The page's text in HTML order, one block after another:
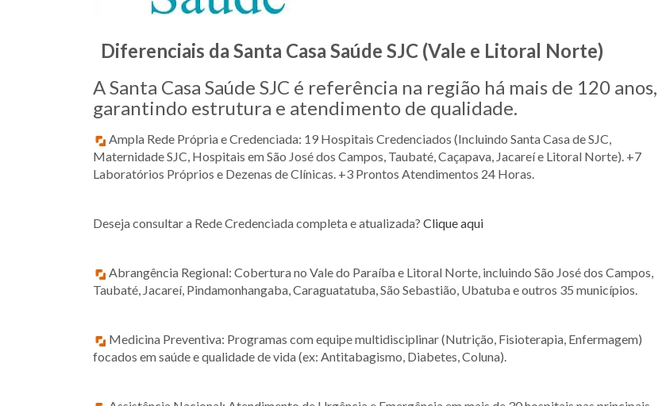
Diferenciais da Santa Casa Saúde SJC (Vale e Litoral Norte)
A Santa Casa Saúde SJC é referência na região há mais de 120 anos,
garantindo estrutura e atendimento de qualidade.
Ampla Rede Própria e Credenciada: 19 Hospitais Credenciados (Incluindo Santa Casa de SJC,
Maternidade SJC, Hospitais em São José dos Campos, Taubaté, Caçapava, Jacareí e Litoral Norte). +7
Laboratórios Próprios e Dezenas de Clínicas. +3 Prontos Atendimentos 24 Horas.
Deseja consultar a Rede Credenciada completa e atualizada? Clique aqui
Abrangência Regional: Cobertura no Vale do Paraíba e Litoral Norte, incluindo São José dos Campos,
Taubaté, Jacareí, Pindamonhangaba, Caraguatatuba, São Sebastião, Ubatuba e outros 35 municípios.
Medicina Preventiva: Programas com equipe multidisciplinar (Nutrição, Fisioterapia, Enfermagem)
focados em saúde e qualidade de vida (ex: Antitabagismo, Diabetes, Coluna).